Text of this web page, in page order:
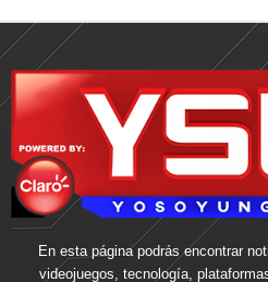
En esta página podrás encontrar
videojuegos, tecnología,